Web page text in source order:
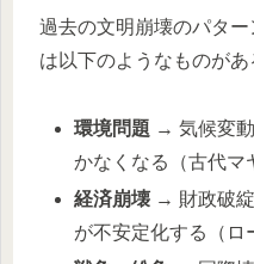
過去の文明崩壊のパタ
は以下のようなものがあ
環境問題 → 気候変
かなくなる（古代マ
経済崩壊→ 財政破綻
が不安定化する（ロ